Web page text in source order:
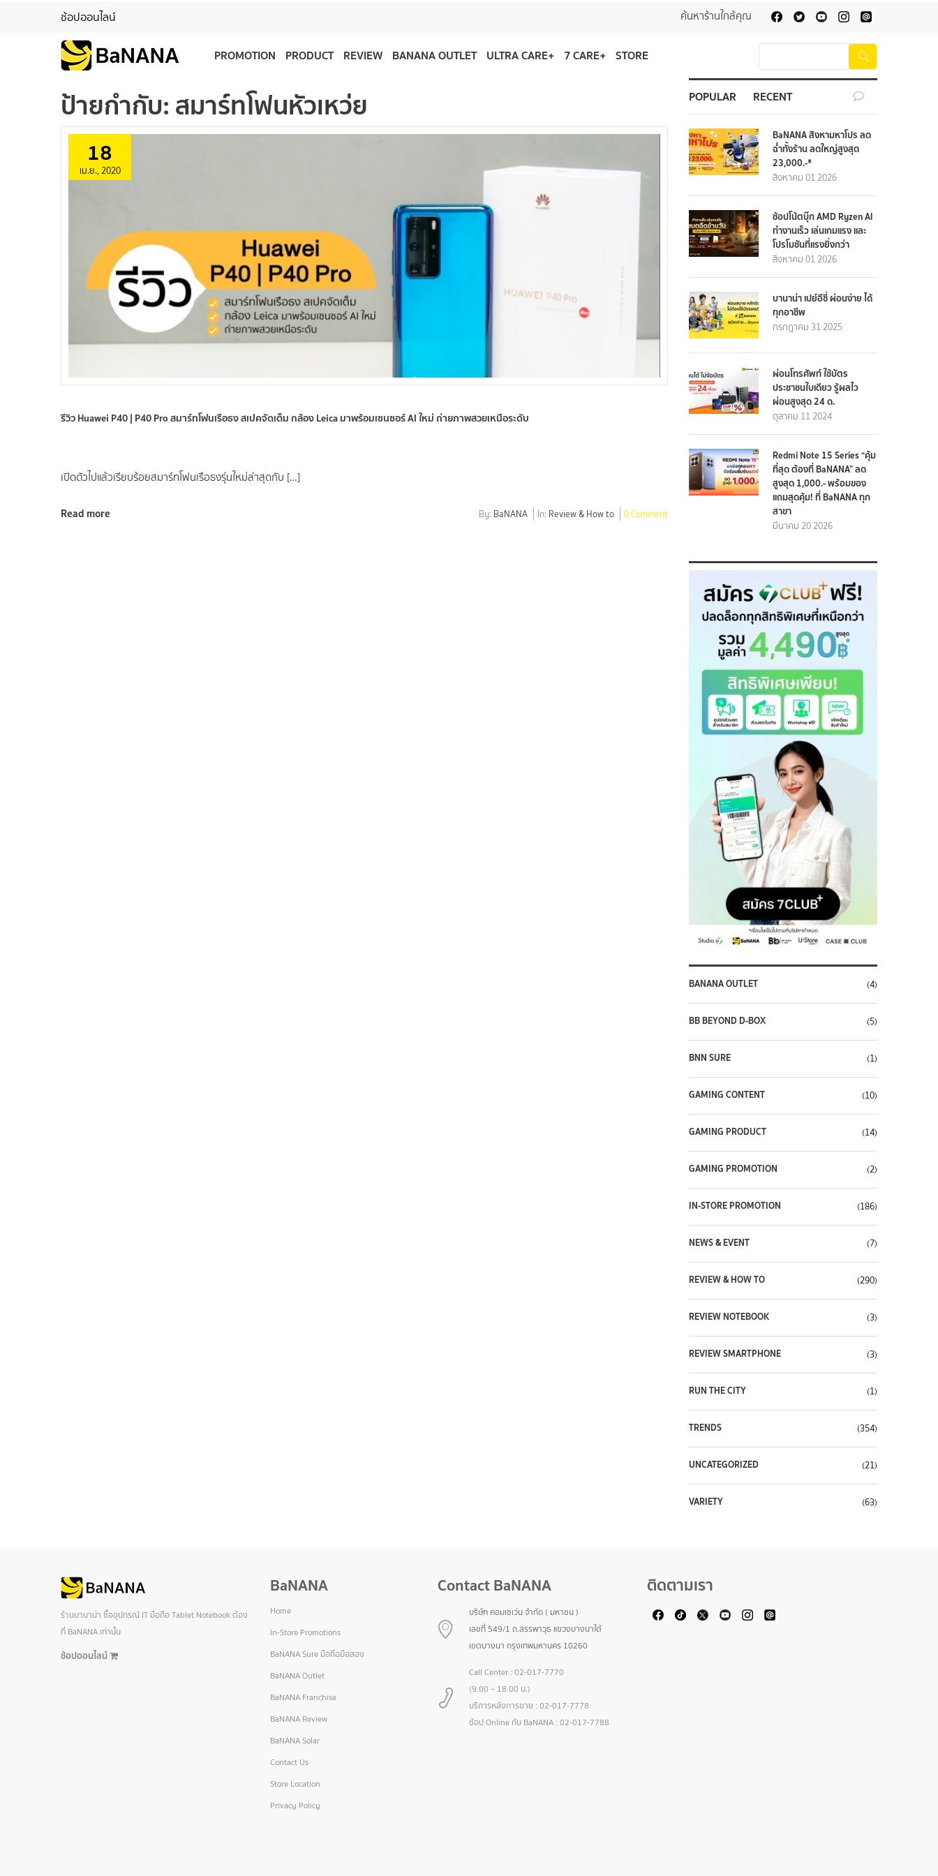
ช้อปออนไลน์ ค้นหาร้านใกล้คุณ
PROMOTION PRODUCT REVIEW BANANA OUTLET ULTRA CARE+ 7 CARE+ STORE
ป้ายกำกับ:สมาร์ทโฟนหัวเหว่ย
18
เม.ย., 2020
รีวิว Huawei P40 | P40 Pro สมาร์ทโฟนเรือธง สเปคจัดเต็ม กล้อง Leica มาพร้อมเซนซอร์ AI ใหม่ ถ่ายภาพสวยเหนือระดับ
เปิดตัวไปแล้วเรียบร้อยสมาร์ทโฟนเรือธงรุ่นใหม่ล่าสุดกับ […]
Read more By: BaNANA In: Review & How to 0 Comment
POPULAR RECENT
BaNANA สิงหามหาโปร ลด
ฉ่ำทั้งร้าน ลดใหญ่สูงสุด
23,000.-*
สิงหาคม 01 2026
ช้อปโน้ตบุ๊ก AMD Ryzen AI
ทำงานเร็ว เล่นเกมแรง และ
โปรโมชันที่แรงยิ่งกว่า
สิงหาคม 01 2026
บานาน่า เปย์อีซี่ ผ่อนง่าย ได้
ทุกอาชีพ
กรกฎาคม 31 2025
ผ่อนโทรศัพท์ ใช้บัตร
ประชาชนใบเดียว รู้ผลไว
ผ่อนสูงสุด 24 ด.
ตุลาคม 11 2024
Redmi Note 15 Series “คุ้ม
ที่สุด ต้องที่ BaNANA” ลด
สูงสุด 1,000.- พร้อมของ
แถมสุดคุ้ม! ที่ BaNANA ทุก
สาขา
มีนาคม 20 2026
BANANA OUTLET (4)
BB BEYOND D-BOX (5)
BNN SURE (1)
GAMING CONTENT (10)
GAMING PRODUCT (14)
GAMING PROMOTION (2)
IN-STORE PROMOTION (186)
NEWS & EVENT (7)
REVIEW & HOW TO (290)
REVIEW NOTEBOOK (3)
REVIEW SMARTPHONE (3)
RUN THE CITY (1)
TRENDS (354)
UNCATEGORIZED (21)
VARIETY (63)
ร้านบานาน่า ซื้ออุปกรณ์ IT มือถือ Tablet Notebook ต้อง
ที่ BaNANA เท่านั้น
ช้อปออนไลน์
BaNANA
Home
In-Store Promotions
BaNANA Sure มือถือมือสอง
BaNANA Outlet
BaNANA Franchise
BaNANA Review
BaNANA Solar
Contact Us
Store Location
Privacy Policy
Contact BaNANA
บริษัท คอมเซเว่น จำกัด ( มหาชน )
เลขที่ 549/1 ถ.สรรพาวุธ แขวงบางนาใต้
เขตบางนา กรุงเทพมหานคร 10260
Call Center : 02-017-7770
(9.00 – 18.00 น.)
บริการหลังการขาย : 02-017-7778
ช้อป Online กับ BaNANA : 02-017-7788
ติดตามเรา